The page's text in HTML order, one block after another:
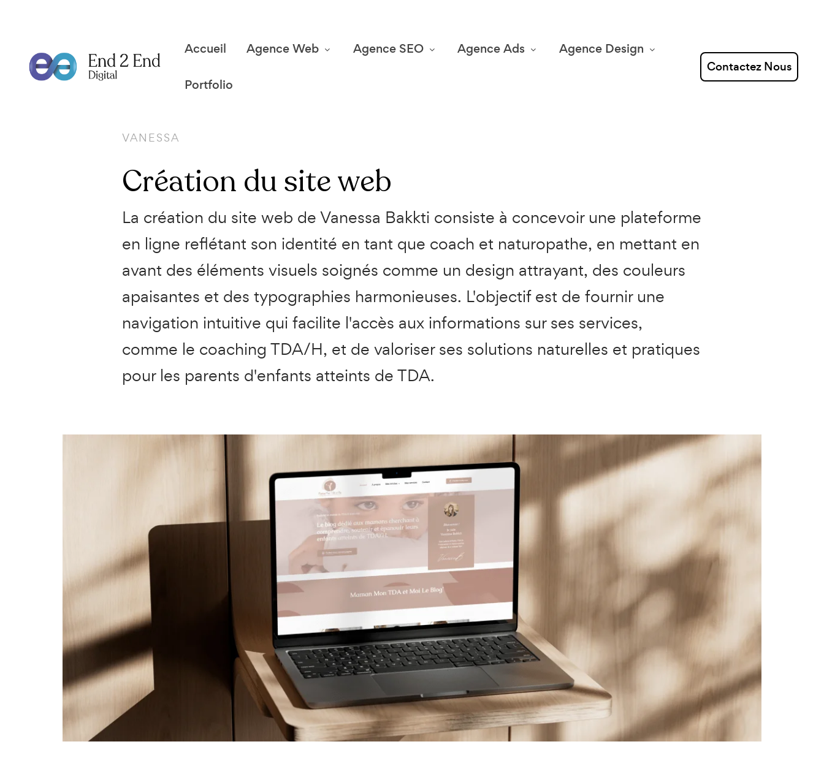
Accueil Agence Web Agence SEO Agence Ads Agence Design
Portfolio
Contactez Nous
VANESSA
Création du site web
La création du site web de Vanessa Bakkti consiste à concevoir une plateforme
en ligne reflétant son identité en tant que coach et naturopathe, en mettant en
avant des éléments visuels soignés comme un design attrayant, des couleurs
apaisantes et des typographies harmonieuses. L'objectif est de fournir une
navigation intuitive qui facilite l'accès aux informations sur ses services,
comme le coaching TDA/H, et de valoriser ses solutions naturelles et pratiques
pour les parents d'enfants atteints de TDA.